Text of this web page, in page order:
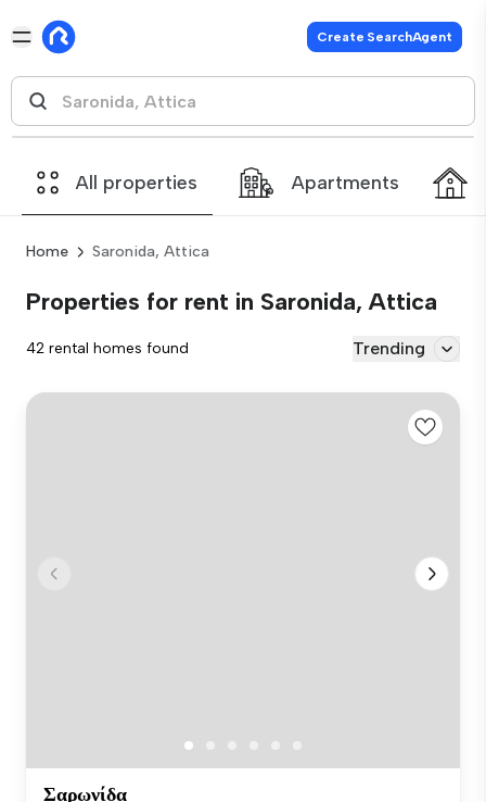
Create SearchAgent
All properties Apartments
Home Saronida, Attica
Properties for rent in Saronida, Attica
42 rental homes found Trending
Σαρωνίδα